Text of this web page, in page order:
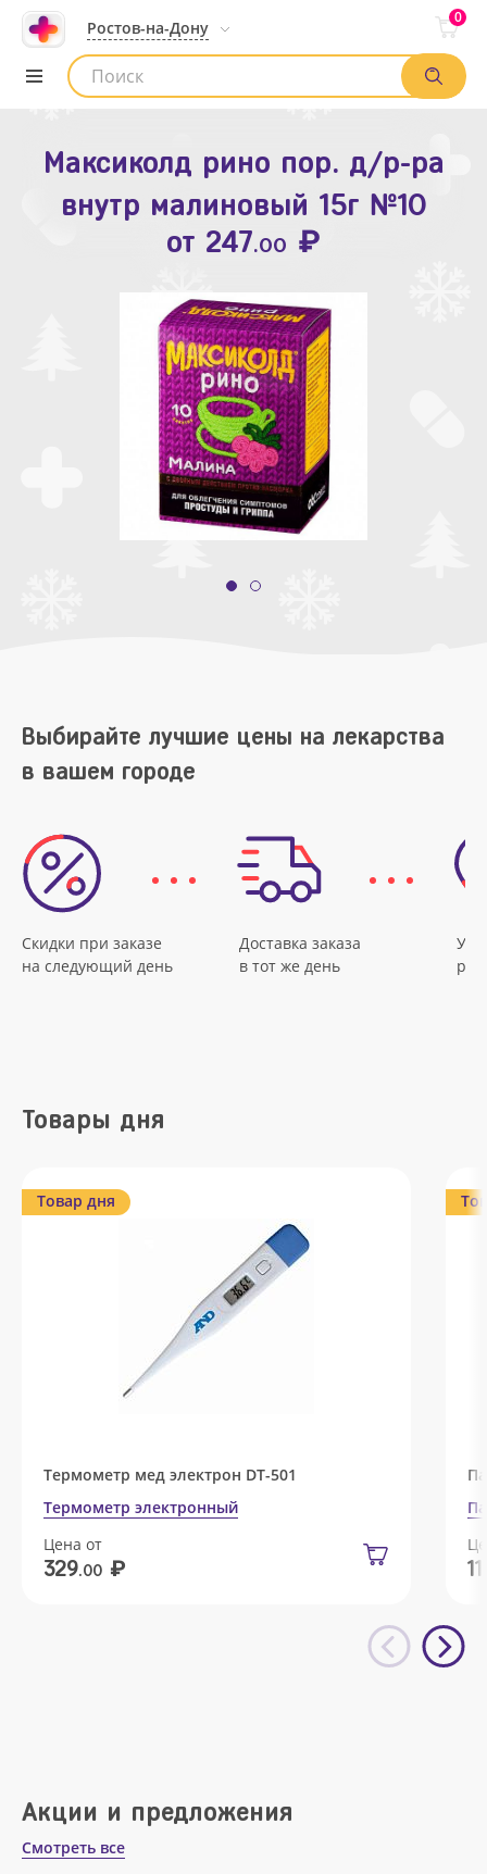
Ростов-на-Дону
0
Список аптек
Максиколд рино пор. д/р-ра
внутр малиновый 15г №10
от 247.00 ₽
Зодак таб. п.п.о. 10мг №10
от109.80 ₽
Выбирайте лучшие цены на лекарства
в вашем городе
Скидки при заказе
на следующий день
Доставка заказа
в тот же день
Товары дня
Товар дня
Термометр мед электрон DT-501
Термометр электронный
Цена от
329.00 ₽ 11
Акции и предложения
Смотреть все